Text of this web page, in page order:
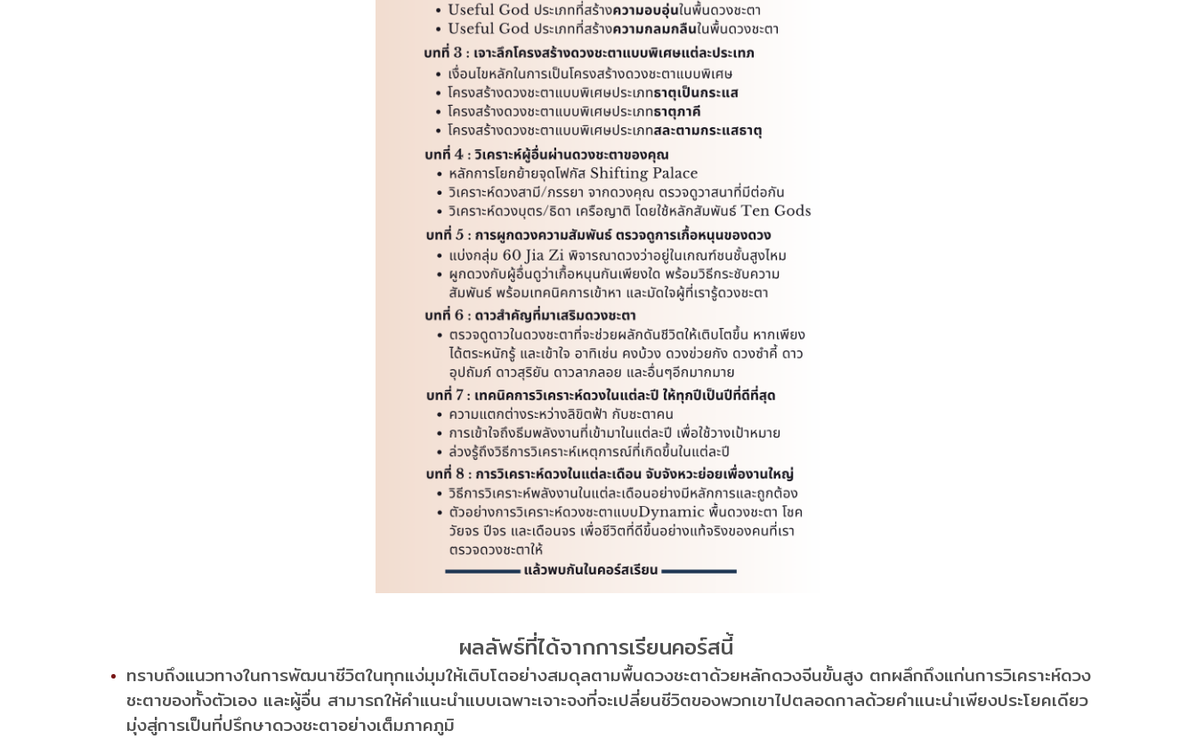
ผลลัพธ์ที่ได้จากการเรียนคอร์สนี้
ทราบถึงแนวทางในการพัฒนาชีวิตในทุกแง่มุมให้เติบโตอย่างสมดุลตามพื้นดวงชะตาด้วยหลักดวงจีนขั้นสูง ตกผลึกถึงแก่นการวิเคราะห์ดวง
ชะตาของทั้งตัวเอง และผู้อื่น สามารถให้คำแนะนำแบบเฉพาะเจาะจงที่จะเปลี่ยนชีวิตของพวกเขาไปตลอดกาลด้วยคำแนะนำเพียงประโยคเดียว
มุ่งสู่การเป็นที่ปรึกษาดวงชะตาอย่างเต็มภาคภูมิ